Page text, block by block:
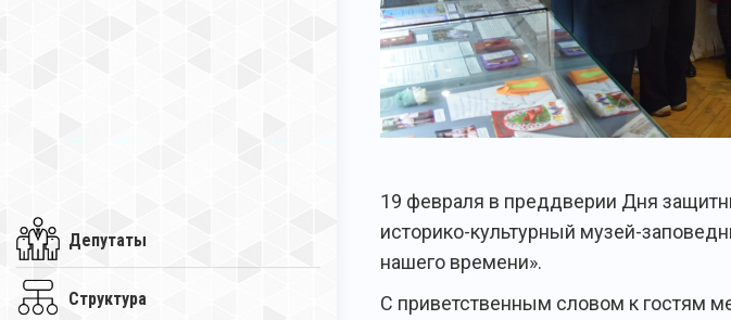
Депутаты
Структура
19 февраля в преддверии Дня
историко-культурный музей-
нашего времени».
С приветственным словом к гостям